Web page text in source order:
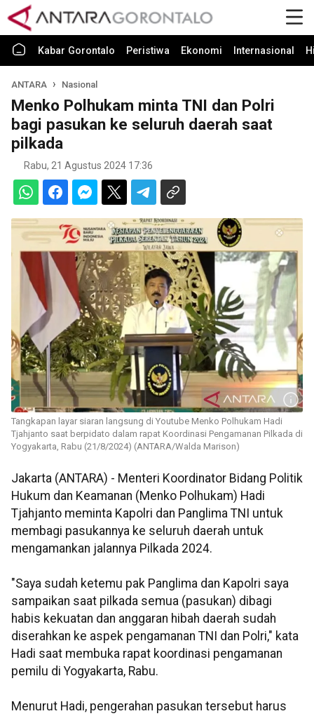
Kabar Gorontalo Peristiwa Ekonomi Internasional
ANTARA Nasional
Menko Polhukam minta TNI dan Polri
bagi pasukan ke seluruh daerah saat
pilkada
Rabu, 21 Agustus 2024 17:36
Tangkapan layar siaran langsung di Youtube Menko Polhukam Hadi
Tjahjanto saat berpidato dalam rapat Koordinasi Pengamanan Pilkada di
Yogyakarta, Rabu (21/8/2024) (ANTARA/Walda Marison)
Jakarta (ANTARA) - Menteri Koordinator Bidang Politik
Hukum dan Keamanan (Menko Polhukam) Hadi
Tjahjanto meminta Kapolri dan Panglima TNI untuk
membagi pasukannya ke seluruh daerah untuk
mengamankan jalannya Pilkada 2024.
"Saya sudah ketemu pak Panglima dan Kapolri saya
sampaikan saat pilkada semua (pasukan) dibagi
habis kekuatan dan anggaran hibah daerah sudah
diserahkan ke aspek pengamanan TNI dan Polri," kata
Hadi saat membuka rapat koordinasi pengamanan
pemilu di Yogyakarta, Rabu.
Menurut Hadi, pengerahan pasukan tersebut harus